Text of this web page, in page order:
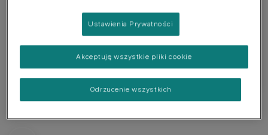
nogach i ogonie. Koty syjamskie występują w
różnych kolorach. Barwa oczu we wszystkich
Ustawienia Prywatności
Odrzucenie wszystkich
Akceptuję wszystkie pliki cookie